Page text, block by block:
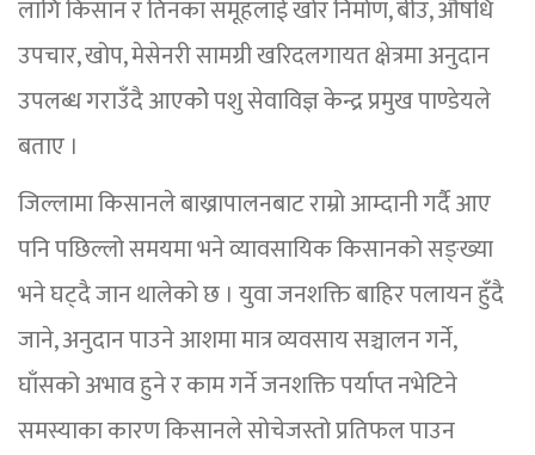
लागि किसान र तिनका समूहलाई खोर निर्माण, बीउ, औषधि
उपचार, खोप, मेसेनरी सामग्री खरिदलगायत क्षेत्रमा अनुदान
उपलब्ध गराउँदै आएकोे पशु सेवाविज्ञ केन्द्र प्रमुख पाण्डेयले
बताए ।
जिल्लामा किसानले बाख्रापालनबाट राम्रो आम्दानी गर्दै आए
पनि पछिल्लो समयमा भने व्यावसायिक किसानको सङ्ख्या
भने घट्दै जान थालेको छ । युवा जनशक्ति बाहिर पलायन हुँदै
जाने, अनुदान पाउने आशमा मात्र व्यवसाय सञ्चालन गर्ने,
घाँसको अभाव हुने र काम गर्ने जनशक्ति पर्याप्त नभेटिने
समस्याका कारण किसानले सोचेजस्तो प्रतिफल पाउन